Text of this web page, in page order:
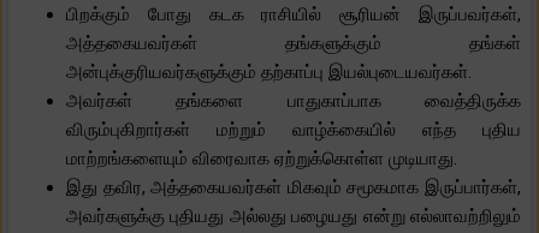
பிறக்கும் போது கடக ராசியில் சூரியன் இருப்பவர்கள்,
அத்தகையவர்கள் தங்களுக்கும் தங்கள்
அன்புக்குரியவர்களுக்கும் தற்காப்பு இயல்புடையவர்கள்.
அவர்கள் தங்களை பாதுகாப்பாக வைத்திருக்க
விரும்புகிறார்கள் மற்றும் வாழ்க்கையில் எந்த புதிய
மாற்றங்களையும் விரைவாக ஏற்றுக்கொள்ள முடியாது.
இது தவிர, அத்தகையவர்கள் மிகவும் சமூகமாக இருப்பார்கள்,
அவர்களுக்கு புதியது அல்லது பழையது என்று எல்லாவற்றிலும்